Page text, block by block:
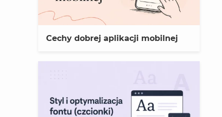
Cechy dobrej aplikacji mobilnej